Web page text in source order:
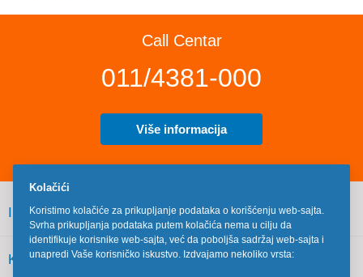
Call Centar
011/4381-000
Više informacija
INFORMACIJE
KORISNIČKI SERVIS
Kolačići
Koristimo kolačiće za prikupljanje podataka o korišćenju web-sajta.
Svrha prikupljanja podataka putem kolačića nema u cilju da
identifikuje korisnike web-sajta, već da poboljša sadržaj web-sajta i
unapredi Vaše korisničko iskustvo. Izdvajamo nekoliko vrsta: